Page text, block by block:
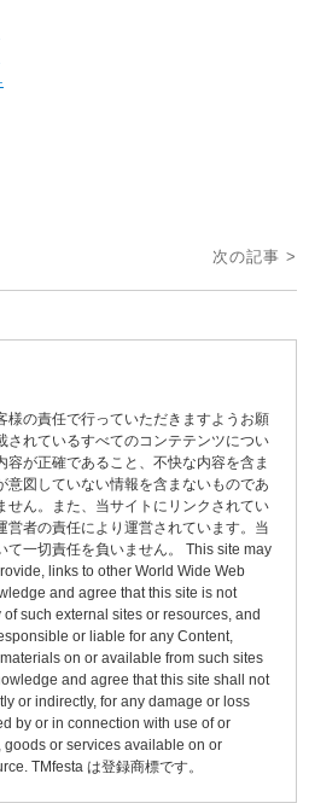
次の記事 >
様の責任で行っていただきますようお願
されているすべてのコンテテンツについ
が正確であること、不快な内容を含ま
意図していない情報を含まないものであ
せん。また、当サイトにリンクされてい
営者の責任により運営されています。当
て一切責任を負いません。 This site may
links to other World Wide Web
and agree that this site is not
such external sites or resources, and
or liable for any Content,
on or available from such sites
and agree that this site shall not
or indirectly, for any damage or loss
by or in connection with use of or
or services available on or
TMfesta は登録商標です。